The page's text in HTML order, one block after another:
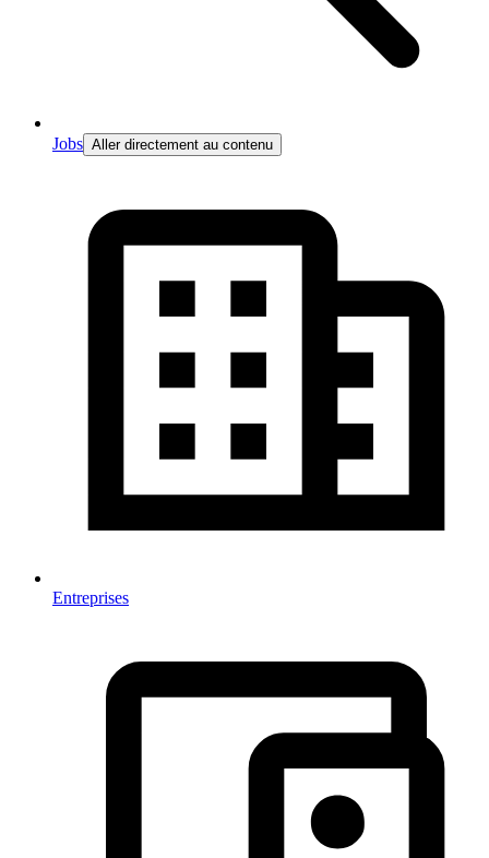
Jobs Aller directement au contenu
Entreprises